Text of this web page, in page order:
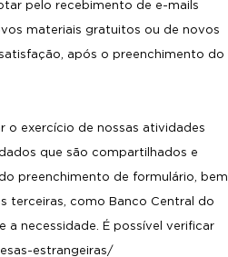
pelo recebimento de e-mails
materiais gratuitos ou de novos
após o preenchimento do
o exercício de nossas atividades
que são compartilhados e
preenchimento de formulário, bem
terceiras, como Banco Central do
a necessidade. É possível verificar
estrangeiras/